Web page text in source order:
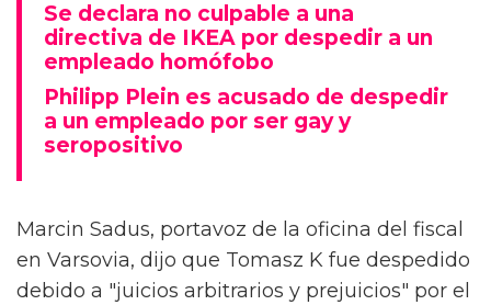
Se declara no culpable a una
directiva de IKEA por despedir a un
empleado homófobo
Philipp Plein es acusado de despedir
a un empleado por ser gay y
seropositivo
Marcin Sadus, portavoz de la oficina del fiscal
en Varsovia, dijo que Tomasz K fue despedido
debido a "juicios arbitrarios y prejuicios" por el